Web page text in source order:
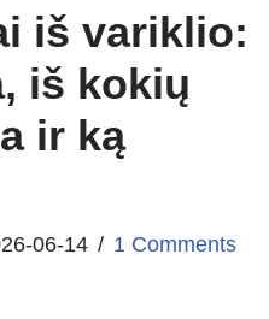
iš variklio:
iš kokių
ir ką
06-14 1 Comments